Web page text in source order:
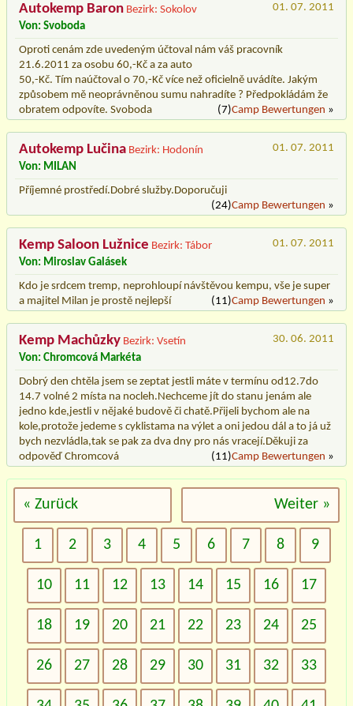
Autokemp Baron Bezirk: Sokolov
01. 07. 2011
Von: Svoboda
Oproti cenám zde uvedeným účtoval nám váš pracovník
21.6.2011 za osobu 60,-Kč a za auto
50,-Kč. Tím naúčtoval o 70,-Kč více než oficielně uvádíte. Jakým
způsobem mě neoprávněnou sumu nahradíte ? Předpokládám že
obratem odpovíte. Svoboda
(7)Camp Bewertungen »
Autokemp Lučina Bezirk: Hodonín
01. 07. 2011
Von: MILAN
Příjemné prostředí.Dobré služby.Doporučuji
(24)Camp Bewertungen »
Kemp Saloon Lužnice Bezirk: Tábor
01. 07. 2011
Von: Miroslav Galásek
Kdo je srdcem tremp, neprohloupí návštěvou kempu, vše je super
a majitel Milan je prostě nejlepší
(11)Camp Bewertungen »
Kemp Machůzky Bezirk: Vsetín
30. 06. 2011
Von: Chromcová Markéta
Dobrý den chtěla jsem se zeptat jestli máte v termínu od12.7do
14.7 volné 2 místa na nocleh.Nechceme jít do stanu jenám ale
jedno kde,jestli v nějaké budově či chatě.Přijeli bychom ale na
kole,protože jedeme s cyklistama na výlet a oni jedou dál a to já už
bych nezvládla,tak se pak za dva dny pro nás vracejí.Děkuji za
odpověď Chromcová
(11)Camp Bewertungen »
« Zurück Weiter »
1 2 3 4 5 6 7 8 9
10 11 12 13 14 15 16 17
18 19 20 21 22 23 24 25
26 27 28 29 30 31 32 33